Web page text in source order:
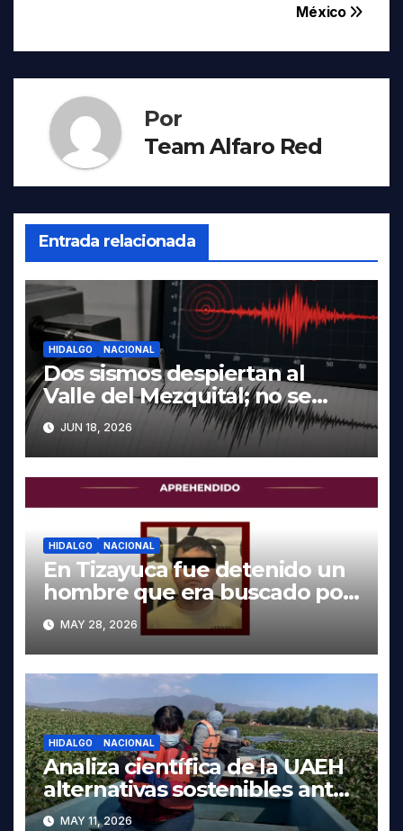
México
Por
Team Alfaro Red
Entrada relacionada
HIDALGO NACIONAL
Dos sismos despiertan al
Valle del Mezquital; no se
reportan daños en Hidalgo
JUN 18, 2026
HIDALGO NACIONAL
En Tizayuca fue detenido un
hombre que era buscado por
autoridades de Oaxaca
MAY 28, 2026
HIDALGO NACIONAL
Analiza científica de la UAEH
alternativas sostenibles ante
crisis ambiental en Tula-
MAY 11, 2026